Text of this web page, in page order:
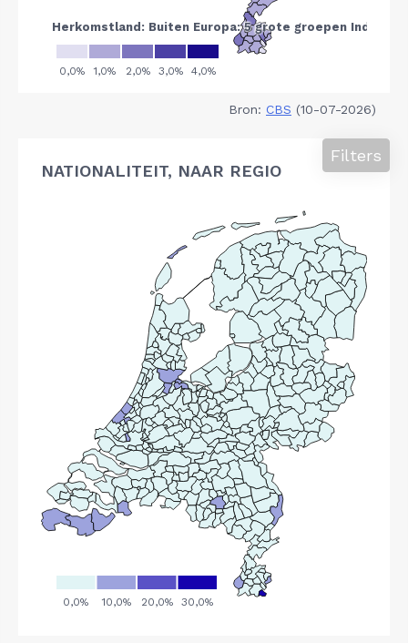
Bron: CBS (10-07-2026)
NATIONALITEIT, NAAR REGIO
Filters